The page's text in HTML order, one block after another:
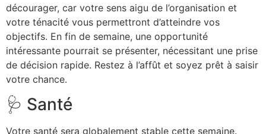
décourager, car votre sens aigu de l’organisation et
votre ténacité vous permettront d’atteindre vos
objectifs. En fin de semaine, une opportunité
intéressante pourrait se présenter, nécessitant une prise
de décision rapide. Restez à l’affût et soyez prêt à saisir
votre chance.
🩺 Santé
Votre santé sera globalement stable cette semaine.